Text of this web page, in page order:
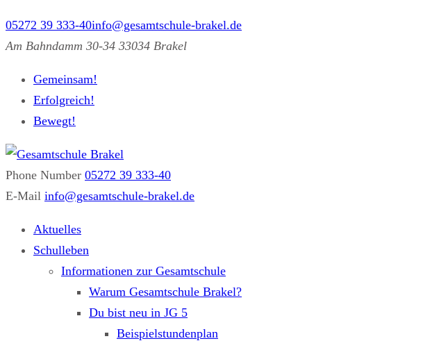
05272 39 333-40info@gesamtschule-brakel.de
Am Bahndamm 30-34 33034 Brakel
Gemeinsam!
Erfolgreich!
Bewegt!
Phone Number 05272 39 333-40
E-Mail info@gesamtschule-brakel.de
Aktuelles
Schulleben
Informationen zur Gesamtschule
Warum Gesamtschule Brakel?
Du bist neu in JG 5
Beispielstundenplan